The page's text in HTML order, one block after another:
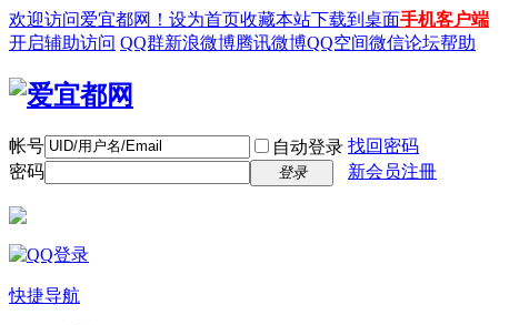
欢迎访问爱宜都网！ 设为首页收藏本站下载到桌面手机客户端
开启辅助访问 QQ群新浪微博腾讯微博QQ空间微信论坛帮助
帐号 自动登录 找回密码
密码
登录 新会员注冊
快捷导航